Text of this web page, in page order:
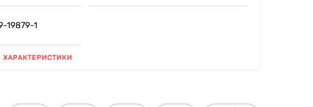
19879-1